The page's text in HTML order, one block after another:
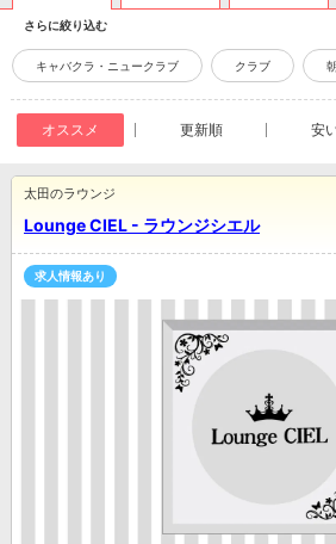
さらに絞り込む
キャバクラ・ニュークラブ クラブ
オススメ 更新順 安
Lounge CIEL - ラウンジシエル
太田のラウンジ
求人情報あり